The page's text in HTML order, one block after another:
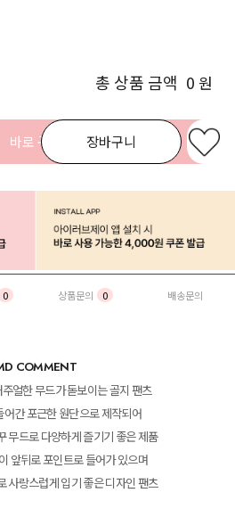
총 상품 금액 0 원
장바구니
바로 구매
0 상품문의 0 배송문의
COMMENT
얼한 무드가 돋보이는 골지 팬츠
어간 포근한 원단으로 제작되어
무드로 다양하게 즐기기 좋은 제품
앞뒤로 포인트로 들어가 있으며
사랑스럽게 입기 좋은 디자인 팬츠